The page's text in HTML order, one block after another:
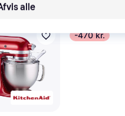
-470 kr.
alle